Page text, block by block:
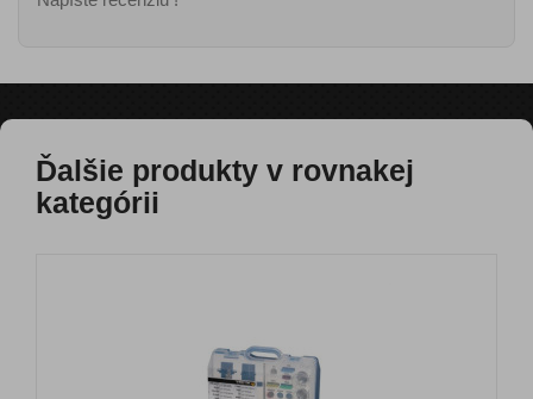
Ďalšie produkty v rovnakej
kategórii